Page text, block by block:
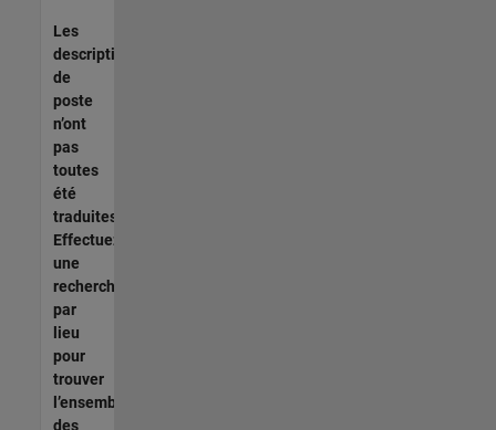
Les
descriptions
de
poste
n’ont
pas
toutes
été
traduites.
Effectuez
une
recherche
par
lieu
pour
trouver
l’ensemble
des